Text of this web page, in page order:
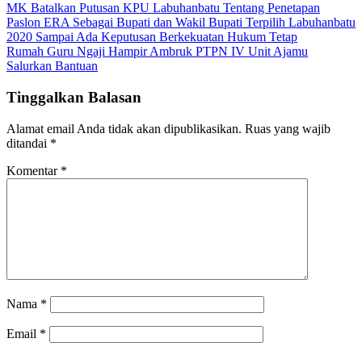
MK Batalkan Putusan KPU Labuhanbatu Tentang Penetapan
Paslon ERA Sebagai Bupati dan Wakil Bupati Terpilih Labuhanbatu
2020 Sampai Ada Keputusan Berkekuatan Hukum Tetap
Rumah Guru Ngaji Hampir Ambruk PTPN IV Unit Ajamu
Salurkan Bantuan
Tinggalkan Balasan
Alamat email Anda tidak akan dipublikasikan. Ruas yang wajib
ditandai *
Komentar *
Nama *
Email *